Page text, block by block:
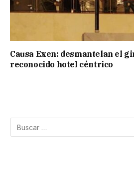
Causa Exen: desmantelan el
reconocido hotel céntrico